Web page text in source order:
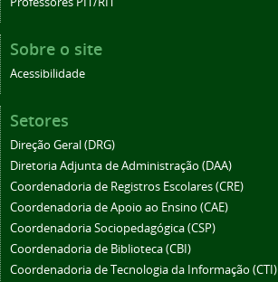
Sobre o site
Acessibilidade
Setores
Direção Geral (DRG)
Diretoria Adjunta de Administração (DAA)
Coordenadoria de Registros Escolares (CRE)
Coordenadoria de Apoio ao Ensino (CAE)
Coordenadoria Sociopedagógica (CSP)
Coordenadoria de Biblioteca (CBI)
Coordenadoria de Tecnologia da Informação (CTI)